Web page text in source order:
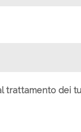
trattamento dei